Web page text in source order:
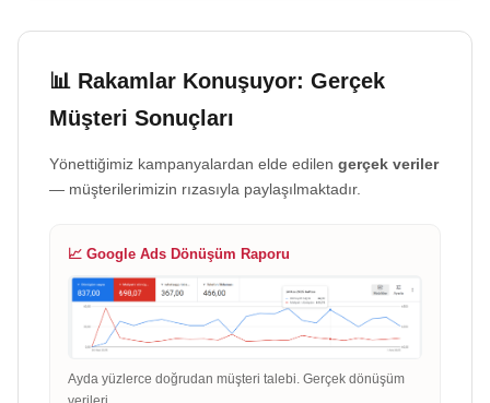
📊 Rakamlar Konuşuyor: Gerçek
Müşteri Sonuçları
Yönettiğimiz kampanyalardan elde edilen gerçek veriler
— müşterilerimizin rızasıyla paylaşılmaktadır.
📈 Google Ads Dönüşüm Raporu
Ayda yüzlerce doğrudan müşteri talebi. Gerçek dönüşüm